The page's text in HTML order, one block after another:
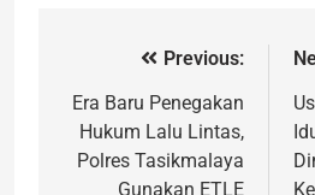
Previous:
Era Baru Penegakan
Hukum Lalu Lintas,
Polres Tasikmalaya
Gunakan ETLE